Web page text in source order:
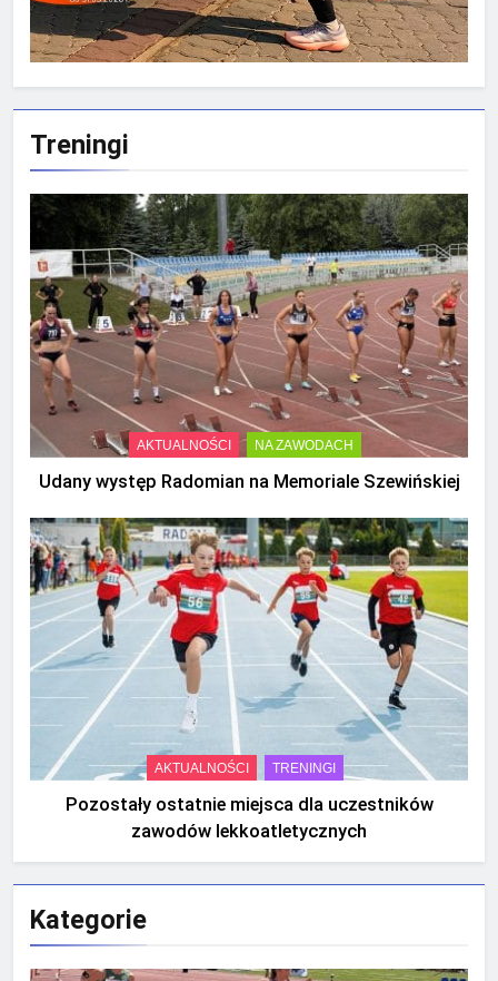
Treningi
AKTUALNOŚCI NA ZAWODACH
Udany występ Radomian na Memoriale Szewińskiej
AKTUALNOŚCI TRENINGI
Pozostały ostatnie miejsca dla uczestników
zawodów lekkoatletycznych
Kategorie